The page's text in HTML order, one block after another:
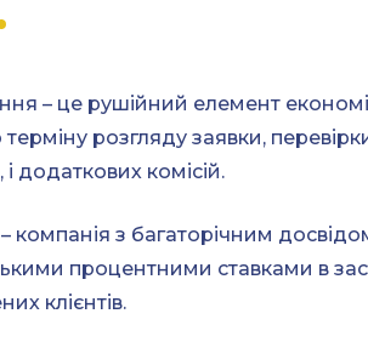
– це рушійний елемент
розгляду заявки,
додаткових комісій.
з багаторічним
процентними ставками в
клієнтів.